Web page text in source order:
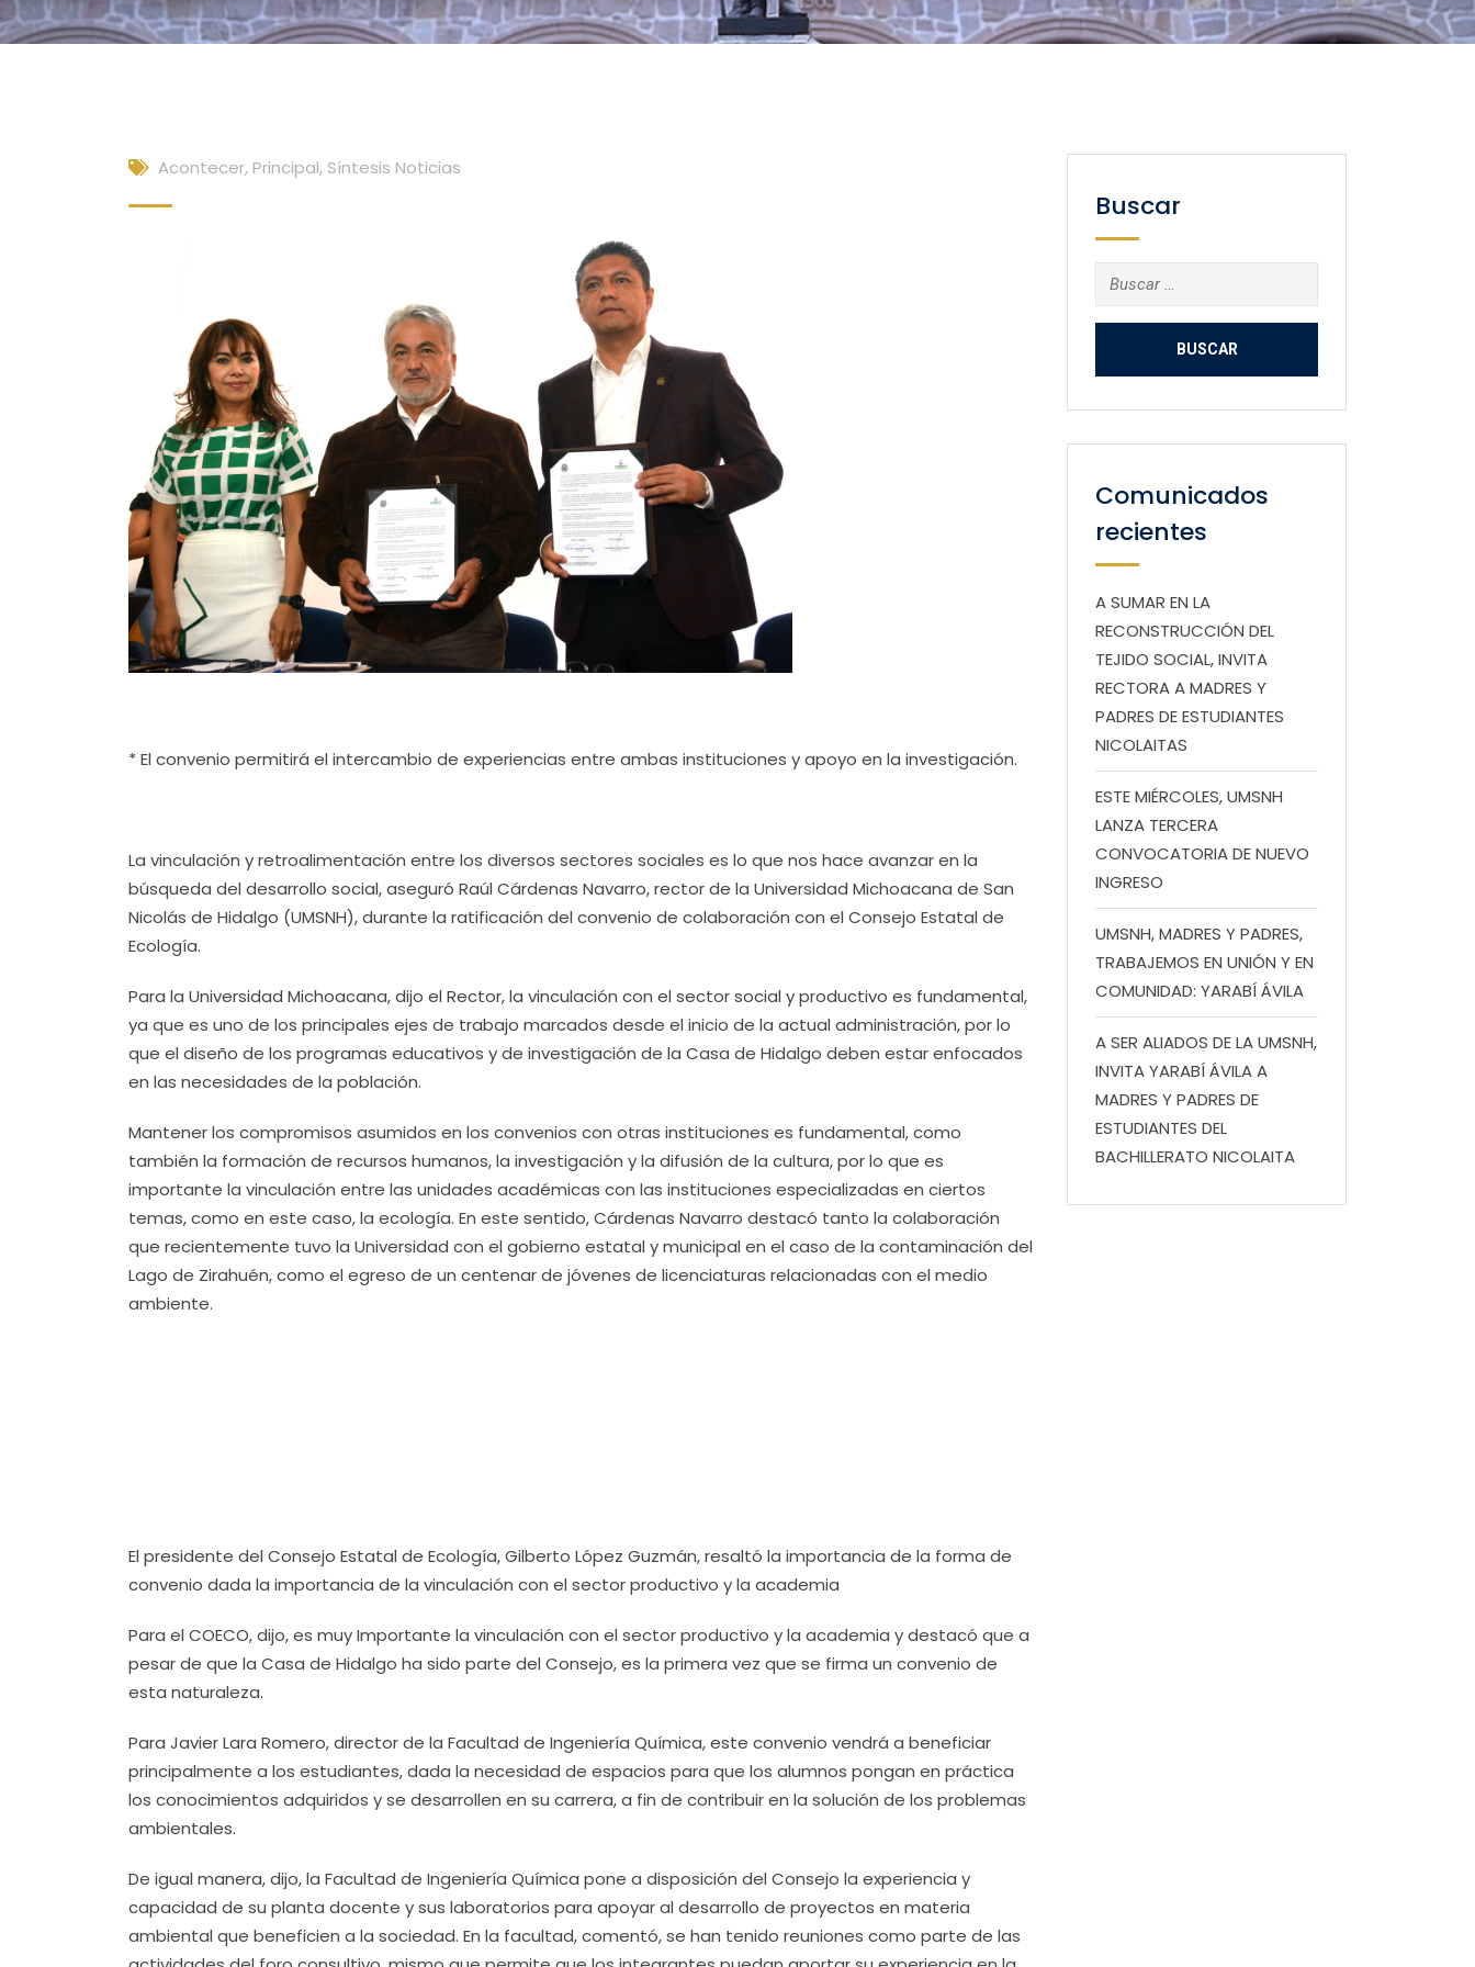
Acontecer, Principal, Síntesis Noticias
* El convenio permitirá el intercambio de experiencias entre ambas instituciones y apoyo en la investigación.
La vinculación y retroalimentación entre los diversos sectores sociales es lo que nos hace avanzar en la
búsqueda del desarrollo social, aseguró Raúl Cárdenas Navarro, rector de la Universidad Michoacana de San
Nicolás de Hidalgo (UMSNH), durante la ratificación del convenio de colaboración con el Consejo Estatal de
Ecología.
Para la Universidad Michoacana, dijo el Rector, la vinculación con el sector social y productivo es fundamental,
ya que es uno de los principales ejes de trabajo marcados desde el inicio de la actual administración, por lo
que el diseño de los programas educativos y de investigación de la Casa de Hidalgo deben estar enfocados
en las necesidades de la población.
Mantener los compromisos asumidos en los convenios con otras instituciones es fundamental, como
también la formación de recursos humanos, la investigación y la difusión de la cultura, por lo que es
importante la vinculación entre las unidades académicas con las instituciones especializadas en ciertos
temas, como en este caso, la ecología. En este sentido, Cárdenas Navarro destacó tanto la colaboración
que recientemente tuvo la Universidad con el gobierno estatal y municipal en el caso de la contaminación del
Lago de Zirahuén, como el egreso de un centenar de jóvenes de licenciaturas relacionadas con el medio
ambiente.
El presidente del Consejo Estatal de Ecología, Gilberto López Guzmán, resaltó la importancia de la forma de
convenio dada la importancia de la vinculación con el sector productivo y la academia
Para el COECO, dijo, es muy Importante la vinculación con el sector productivo y la academia y destacó que a
pesar de que la Casa de Hidalgo ha sido parte del Consejo, es la primera vez que se firma un convenio de
esta naturaleza.
Para Javier Lara Romero, director de la Facultad de Ingeniería Química, este convenio vendrá a beneficiar
principalmente a los estudiantes, dada la necesidad de espacios para que los alumnos pongan en práctica
los conocimientos adquiridos y se desarrollen en su carrera, a fin de contribuir en la solución de los problemas
ambientales.
De igual manera, dijo, la Facultad de Ingeniería Química pone a disposición del Consejo la experiencia y
capacidad de su planta docente y sus laboratorios para apoyar al desarrollo de proyectos en materia
ambiental que beneficien a la sociedad. En la facultad, comentó, se han tenido reuniones como parte de las
Buscar
Buscar:
Comunicados
recientes
A SUMAR EN LA
RECONSTRUCCIÓN DEL
TEJIDO SOCIAL, INVITA
RECTORA A MADRES Y
PADRES DE ESTUDIANTES
NICOLAITAS
ESTE MIÉRCOLES, UMSNH
LANZA TERCERA
CONVOCATORIA DE NUEVO
INGRESO
UMSNH, MADRES Y PADRES,
TRABAJEMOS EN UNIÓN Y EN
COMUNIDAD: YARABÍ ÁVILA
A SER ALIADOS DE LA UMSNH,
INVITA YARABÍ ÁVILA A
MADRES Y PADRES DE
ESTUDIANTES DEL
BACHILLERATO NICOLAITA